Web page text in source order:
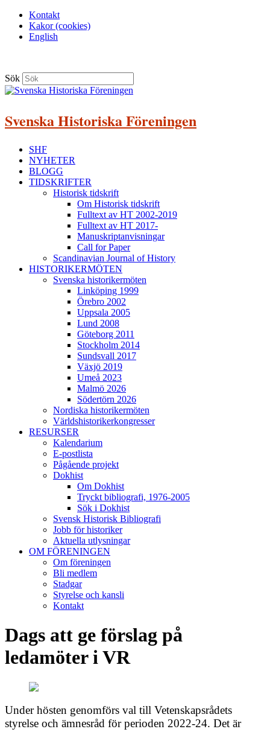
Kontakt
Kakor (cookies)
English
Sök
Svenska Historiska Föreningen
SHF
NYHETER
BLOGG
TIDSKRIFTER
Historisk tidskrift
Om Historisk tidskrift
Fulltext av HT 2002-2019
Fulltext av HT 2017-
Manuskriptanvisningar
Call for Paper
Scandinavian Journal of History
HISTORIKERMÖTEN
Svenska historikermöten
Linköping 1999
Örebro 2002
Uppsala 2005
Lund 2008
Göteborg 2011
Stockholm 2014
Sundsvall 2017
Växjö 2019
Umeå 2023
Malmö 2026
Södertörn 2026
Nordiska historikermöten
Världshistorikerkongresser
RESURSER
Kalendarium
E-postlista
Pågående projekt
Dokhist
Om Dokhist
Tryckt bibliografi, 1976-2005
Sök i Dokhist
Svensk Historisk Bibliografi
Jobb för historiker
Aktuella utlysningar
OM FÖRENINGEN
Om föreningen
Bli medlem
Stadgar
Styrelse och kansli
Kontakt
Dags att ge förslag på
ledamöter i VR
Under hösten genomförs val till Vetenskapsrådets
styrelse och ämnesråd för perioden 2022-24. Det är